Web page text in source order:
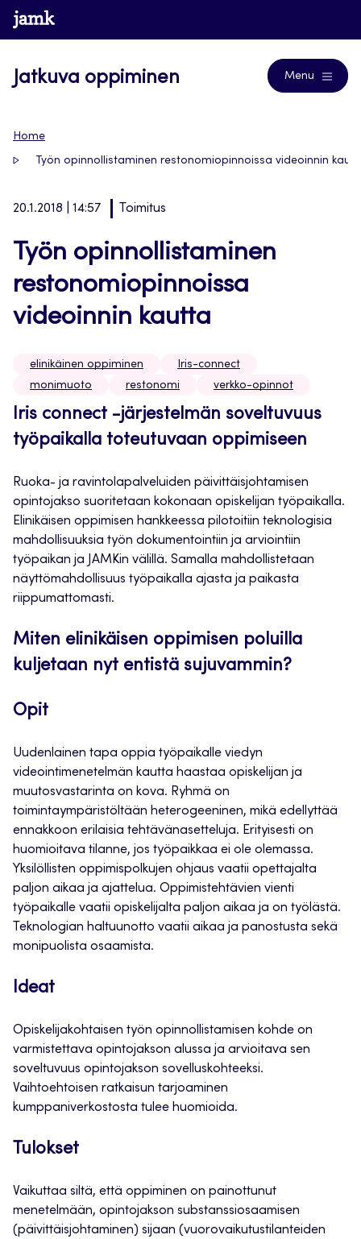
Siirry
suoraan
www.jamk.fi
Jatkuva oppiminen Menu
Home
Työn opinnollistaminen restonomiopinnoissa videoinnin
20.1.2018 | 14:57 Toimitus
Työn opinnollistaminen
restonomiopinnoissa
videoinnin kautta
elinikäinen oppiminen
Iris-connect
monimuoto
restonomi verkko-opinnot
Iris connect -järjestelmän soveltuvuus
työpaikalla toteutuvaan oppimiseen
Ruoka- ja ravintolapalveluiden päivittäisjohtamisen
opintojakso suoritetaan kokonaan opiskelijan työpaikalla.
Elinikäisen oppimisen hankkeessa pilotoitiin teknologisia
mahdollisuuksia työn dokumentointiin ja arviointiin
työpaikan ja JAMKin välillä. Samalla mahdollistetaan
näyttömahdollisuus työpaikalla ajasta ja paikasta
riippumattomasti.
Miten elinikäisen oppimisen poluilla
kuljetaan nyt entistä sujuvammin?
Opit
Uudenlainen tapa oppia työpaikalle viedyn
videointimenetelmän kautta haastaa opiskelijan ja
muutosvastarinta on kova. Ryhmä on
toimintaympäristöltään heterogeeninen, mikä edellyttää
ennakkoon erilaisia tehtävänasetteluja. Erityisesti on
huomioitava tilanne, jos työpaikkaa ei ole olemassa.
Yksilöllisten oppimispolkujen ohjaus vaatii opettajalta
paljon aikaa ja ajattelua. Oppimistehtävien vienti
työpaikalle vaatii opiskelijalta paljon aikaa ja on työlästä.
Teknologian haltuunotto vaatii aikaa ja panostusta sekä
monipuolista osaamista.
Ideat
Opiskelijakohtaisen työn opinnollistamisen kohde on
varmistettava opintojakson alussa ja arvioitava sen
soveltuvuus opintojakson sovelluskohteeksi.
Vaihtoehtoisen ratkaisun tarjoaminen
kumppaniverkostosta tulee huomioida.
Tulokset
Vaikuttaa siltä, että oppiminen on painottunut
menetelmään, opintojakson substanssiosaamisen
(päivittäisjohtaminen) sijaan (vuorovaikutustilanteiden